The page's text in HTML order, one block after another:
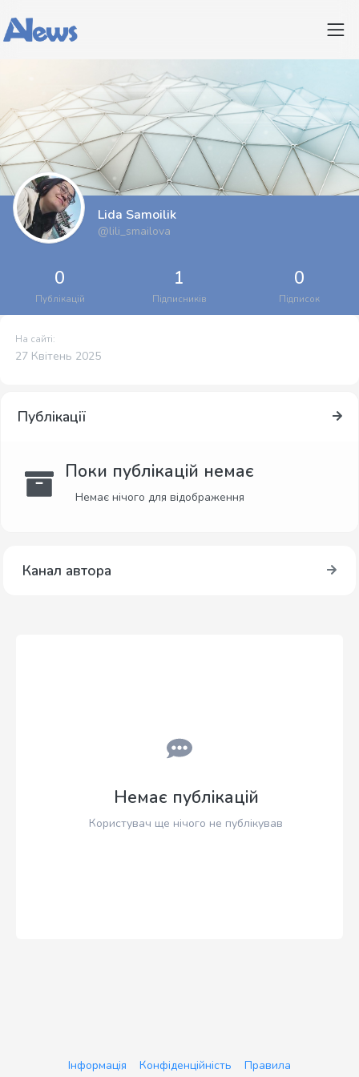
Lida Samoilik
@lili_smailova
0
Публікацій
1
Підписників
0
Підписок
На сайті:
27 Квітень 2025
Канал автора
Немає публікацій
Користувач ще нічого не публікував
Публікації
Поки публікацій немає
Немає нічого для відображення
Інформація Конфіденційність Правила